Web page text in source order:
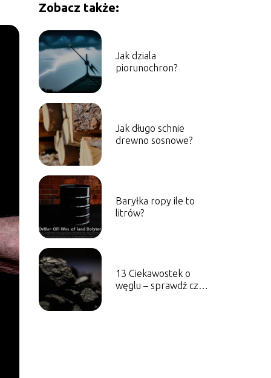
Zobacz także:
Jak dziala
piorunochron?
Jak długo schnie
drewno sosnowe?
Baryłka ropy ile to
litrów?
13 Ciekawostek o
węglu – sprawdź czy